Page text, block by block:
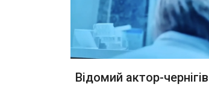
Відомий актор-